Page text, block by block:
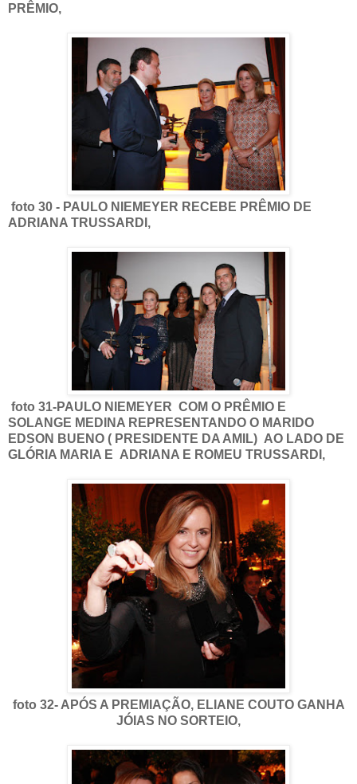
PRÊMIO,
foto 30 - PAULO NIEMEYER RECEBE PRÊMIO DE
ADRIANA TRUSSARDI,
foto 31-PAULO NIEMEYER COM O PRÊMIO E
SOLANGE MEDINA REPRESENTANDO O MARIDO
EDSON BUENO ( PRESIDENTE DA AMIL) AO LADO DE
GLÓRIA MARIA E ADRIANA E ROMEU TRUSSARDI,
foto 32- APÓS A PREMIAÇÃO, ELIANE COUTO GANHA
JÓIAS NO SORTEIO,